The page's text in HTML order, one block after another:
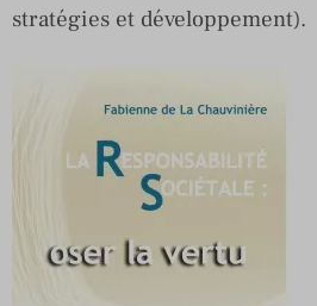
stratégies et développement).